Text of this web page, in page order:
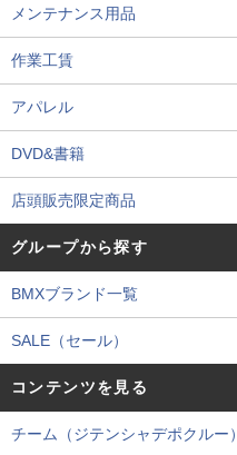
メンテナンス用品
作業工賃
アパレル
DVD&書籍
店頭販売限定商品
グループから探す
BMXブランド一覧
SALE（セール）
コンテンツを見る
チーム（ジテンシャデポクルー）